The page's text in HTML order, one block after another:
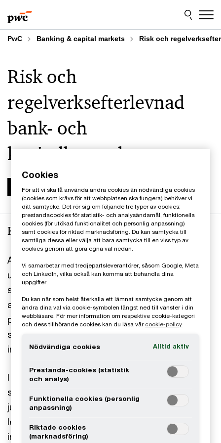
to
content
to
footer
PwC Banking & capital markets Risk och
Risk och
regelverksefterlevnad
bank- och
kapitalbranschen
Komplexa regelverk
Allt fler och mer komplexa regelverk är en
utmaning som alla företag på finansmarknaden
står inför. Kombinerat med ett allt bredare utbud
av produkter, tjänster och kunder som alla verkar
på en global marknad skapar detta den kanske
största utmaningen som finansbranschen stått
inför.
I en miljö där vi nästan dagligen får läsa på första
sidan om de ryktesrisker och de ekonomiska och
juridiska effekter som bristande regelefterlevnad
leder till är det inte konstigt om viktiga
intressenter såsom kunder, allmänhet,
Cookies
För att vi ska få använda andra cookies än nödvändiga cookies
(cookies som krävs för att webbplatsen ska fungera) behöver vi
ditt samtycke. Det rör sig om följande tre typer av cookies;
prestandacookies för statistik- och analysändamål, funktionella
cookies (för utökad funktionalitet och personlig anpassning)
samt cookies för riktad marknadsföring. Du kan samtycka till
samtliga dessa eller välja att bara samtycka till en viss typ av
cookies genom att göra egna val nedan.
Vi samarbetar med tredjepartsleverantörer, såsom Google, Meta
och LinkedIn, vilka också kan komma att behandla dina
uppgifter.
Du kan när som helst återkalla ett lämnat samtycke genom att
ändra dina val via cookie-symbolen längst ned till vänster i din
webbläsare. För mer information om respektive cookie-kategori
och dess tillhörande cookies kan du läsa vår cookie-policy
Nödvändiga cookies Alltid aktiv
Prestanda-cookies (statistik
och analys)
Funktionella cookies (personlig
anpassning)
Riktade cookies
(marknadsföring)